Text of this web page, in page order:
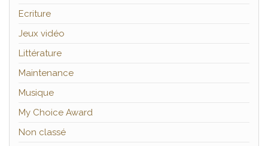
Ecriture
Jeux vidéo
Littérature
Maintenance
Musique
My Choice Award
Non classé